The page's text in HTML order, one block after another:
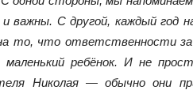
важны. С другой, каждый год
то, что ответственности за
маленький ребёнок. И не
Николая — обычно они